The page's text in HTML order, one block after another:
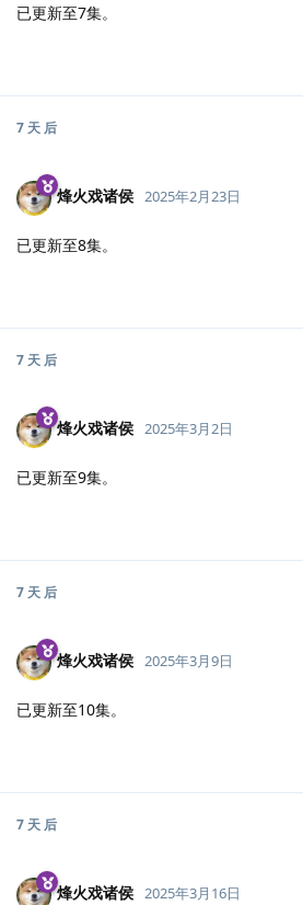
已更新至7集。
7 天 后
烽火戏诸侯 2025年2月23日
已更新至8集。
7 天 后
烽火戏诸侯 2025年3月2日
已更新至9集。
7 天 后
烽火戏诸侯 2025年3月9日
已更新至10集。
7 天 后
烽火戏诸侯 2025年3月16日